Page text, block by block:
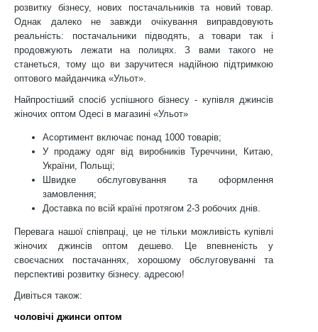
розвитку бізнесу, нових постачальників та новий товар.
Однак далеко не завжди очікування виправдовують
реальність: постачальники підводять, а товари так і
продовжують лежати на полицях. З вами такого не
станеться, тому що ви заручитеся надійною підтримкою
оптового майданчика «Ульот».
Найпростіший спосіб успішного бізнесу - купівля джинсів
жіночих оптом Одесі в магазині «Ульот»
Асортимент включає понад 1000 товарів;
У продажу одяг від виробників Туреччини, Китаю,
України, Польщі;
Швидке обслуговування та оформлення
замовлення;
Доставка по всій країні протягом 2-3 робочих днів.
Перевага нашої співпраці, це не тільки можливість купівлі
жіночих джинсів оптом дешево. Це впевненість у
своєчасних постачаннях, хорошому обслуговуванні та
перспективі розвитку бізнесу. адресою!
Дивіться також:
чоловічі джинси оптом